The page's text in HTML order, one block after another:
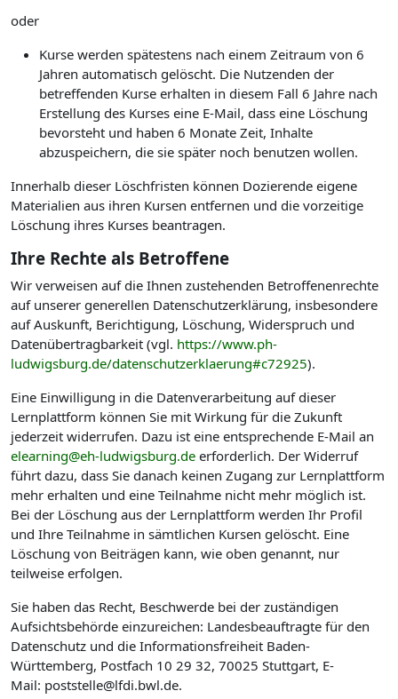
oder
Kurse werden spätestens nach einem Zeitraum von 6
Jahren automatisch gelöscht. Die Nutzenden der
betreffenden Kurse erhalten in diesem Fall 6 Jahre nach
Erstellung des Kurses eine E-Mail, dass eine Löschung
bevorsteht und haben 6 Monate Zeit, Inhalte
abzuspeichern, die sie später noch benutzen wollen.
Innerhalb dieser Löschfristen können Dozierende eigene
Materialien aus ihren Kursen entfernen und die vorzeitige
Löschung ihres Kurses beantragen.
Ihre Rechte als Betroffene
Wir verweisen auf die Ihnen zustehenden Betroffenenrechte
auf unserer generellen Datenschutzerklärung, insbesondere
auf Auskunft, Berichtigung, Löschung, Widerspruch und
Datenübertragbarkeit (vgl. https://www.ph-
ludwigsburg.de/datenschutzerklaerung#c72925).
Eine Einwilligung in die Datenverarbeitung auf dieser
Lernplattform können Sie mit Wirkung für die Zukunft
jederzeit widerrufen. Dazu ist eine entsprechende E-Mail an
elearning@eh-ludwigsburg.de erforderlich. Der Widerruf
führt dazu, dass Sie danach keinen Zugang zur Lernplattform
mehr erhalten und eine Teilnahme nicht mehr möglich ist.
Bei der Löschung aus der Lernplattform werden Ihr Profil
und Ihre Teilnahme in sämtlichen Kursen gelöscht. Eine
Löschung von Beiträgen kann, wie oben genannt, nur
teilweise erfolgen.
Sie haben das Recht, Beschwerde bei der zuständigen
Aufsichtsbehörde einzureichen: Landesbeauftragte für den
Datenschutz und die Informationsfreiheit Baden-
Württemberg, Postfach 10 29 32, 70025 Stuttgart, E-
Mail: poststelle@lfdi.bwl.de.